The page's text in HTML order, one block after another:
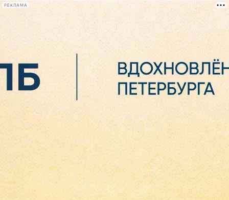
РЕКЛАМА
Сегодня: